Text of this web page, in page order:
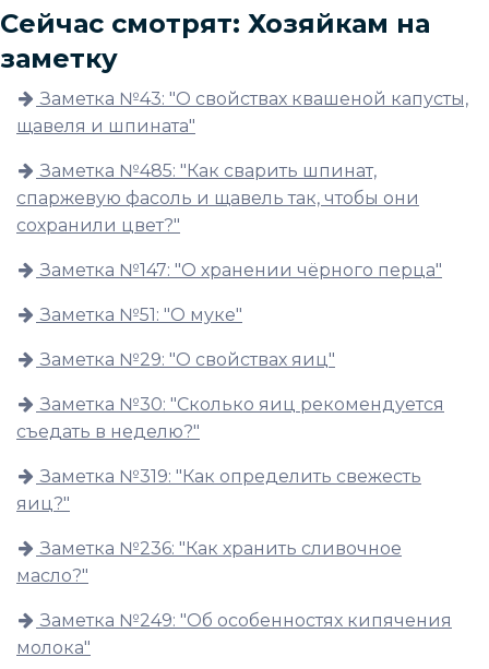
Сейчас смотрят: Хозяйкам на
заметку
Заметка №43: "О свойствах квашеной капусты,
щавеля и шпината"
Заметка №485: "Как сварить шпинат,
спаржевую фасоль и щавель так, чтобы они
сохранили цвет?"
Заметка №147: "О хранении чёрного перца"
Заметка №51: "О муке"
Заметка №29: "О свойствах яиц"
Заметка №30: "Сколько яиц рекомендуется
съедать в неделю?"
Заметка №319: "Как определить свежесть
яиц?"
Заметка №236: "Как хранить сливочное
масло?"
Заметка №249: "Об особенностях кипячения
молока"